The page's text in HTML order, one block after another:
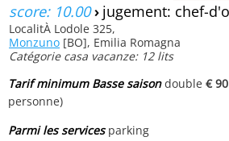
score: 10.00› jugement: chef-
LocalitÀ Lodole 325,
Monzuno [BO], Emilia Romagna
Catégorie casa vacanze: 12 lits
Tarif minimum Basse saisondouble€ 90
personne)
Parmi les servicesparking